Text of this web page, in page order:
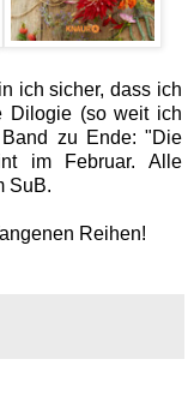
ich sicher, dass ich
Dilogie (so weit ich
zu Ende: "Die
im Februar. Alle
SuB.
Reihen!